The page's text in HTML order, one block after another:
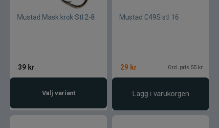
Specimenfiske
Varumärken
Mustad Mask krok Stl 2-8
39 kr
Välj variant
Mustad C49S stl 16
29 kr Ord. pris 55 kr
Lägg i varukorgen